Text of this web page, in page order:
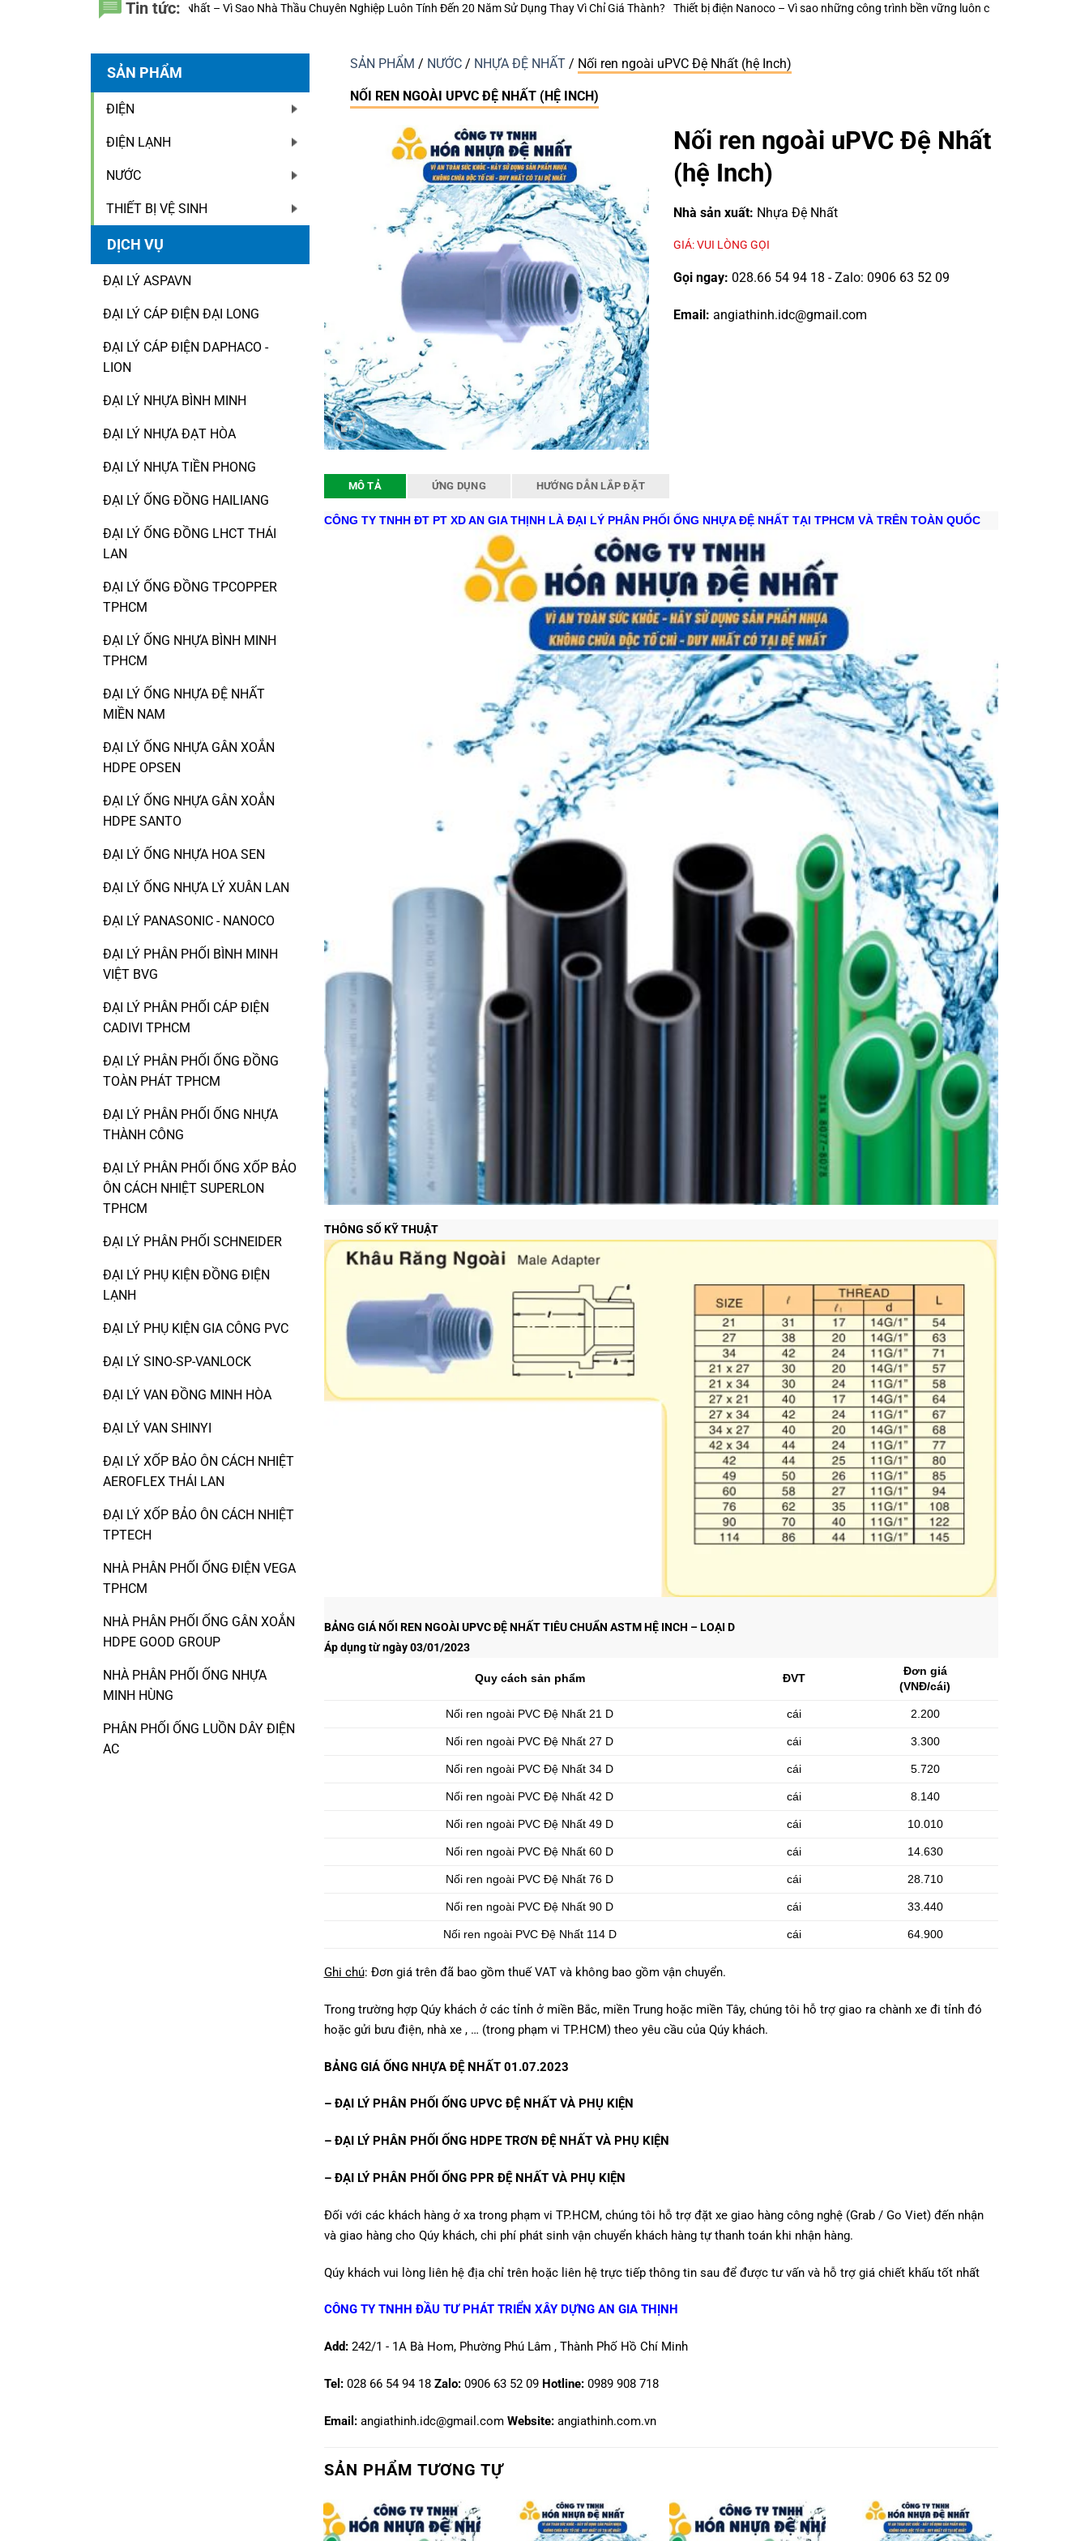
Tin tức:
Đệ Nhất – Vì Sao Nhà Thầu Chuyên Nghiệp Luôn Tính Đến 20 Năm Sử Dụng Thay Vì Chỉ Giá Thành? Thiết bị điện Nanoco – Vì sao những công trình bền vững luôn chú trọng từng thiết bị điện nhỏ?
SẢN PHẨM
ĐIỆN
ĐIỆN LẠNH
NƯỚC
THIẾT BỊ VỆ SINH
DỊCH VỤ
ĐẠI LÝ ASPAVN
ĐẠI LÝ CÁP ĐIỆN ĐẠI LONG
ĐẠI LÝ CÁP ĐIỆN DAPHACO -
LION
ĐẠI LÝ NHỰA BÌNH MINH
ĐẠI LÝ NHỰA ĐẠT HÒA
ĐẠI LÝ NHỰA TIỀN PHONG
ĐẠI LÝ ỐNG ĐỒNG HAILIANG
ĐẠI LÝ ỐNG ĐỒNG LHCT THÁI
LAN
ĐẠI LÝ ỐNG ĐỒNG TPCOPPER
TPHCM
ĐẠI LÝ ỐNG NHỰA BÌNH MINH
TPHCM
ĐẠI LÝ ỐNG NHỰA ĐỆ NHẤT
MIỀN NAM
ĐẠI LÝ ỐNG NHỰA GÂN XOẮN
HDPE OPSEN
ĐẠI LÝ ỐNG NHỰA GÂN XOẮN
HDPE SANTO
ĐẠI LÝ ỐNG NHỰA HOA SEN
ĐẠI LÝ ỐNG NHỰA LÝ XUÂN LAN
ĐẠI LÝ PANASONIC - NANOCO
ĐẠI LÝ PHÂN PHỐI BÌNH MINH
VIỆT BVG
ĐẠI LÝ PHÂN PHỐI CÁP ĐIỆN
CADIVI TPHCM
ĐẠI LÝ PHÂN PHỐI ỐNG ĐỒNG
TOÀN PHÁT TPHCM
ĐẠI LÝ PHÂN PHỐI ỐNG NHỰA
THÀNH CÔNG
ĐẠI LÝ PHÂN PHỐI ỐNG XỐP BẢO
ÔN CÁCH NHIỆT SUPERLON
TPHCM
ĐẠI LÝ PHÂN PHỐI SCHNEIDER
ĐẠI LÝ PHỤ KIỆN ĐỒNG ĐIỆN
LẠNH
ĐẠI LÝ PHỤ KIỆN GIA CÔNG PVC
ĐẠI LÝ SINO-SP-VANLOCK
ĐẠI LÝ VAN ĐỒNG MINH HÒA
ĐẠI LÝ VAN SHINYI
ĐẠI LÝ XỐP BẢO ÔN CÁCH NHIỆT
AEROFLEX THÁI LAN
ĐẠI LÝ XỐP BẢO ÔN CÁCH NHIỆT
TPTECH
NHÀ PHÂN PHỐI ỐNG ĐIỆN VEGA
TPHCM
NHÀ PHÂN PHỐI ỐNG GÂN XOẮN
HDPE GOOD GROUP
NHÀ PHÂN PHỐI ỐNG NHỰA
MINH HÙNG
PHÂN PHỐI ỐNG LUỒN DÂY ĐIỆN
AC
SẢN PHẨM / NƯỚC / NHỰA ĐỆ NHẤT / Nối ren ngoài uPVC Đệ Nhất (hệ Inch)
NỐI REN NGOÀI UPVC ĐỆ NHẤT (HỆ INCH)
Nối ren ngoài uPVC Đệ Nhất
(hệ Inch)
Nhà sản xuất: Nhựa Đệ Nhất
GIÁ: VUI LÒNG GỌI
Gọi ngay: 028.66 54 94 18 - Zalo: 0906 63 52 09
Email: angiathinh.idc@gmail.com
MÔ TẢ ỨNG DỤNG HƯỚNG DẪN LẮP ĐẶT
CÔNG TY TNHH ĐT PT XD AN GIA THỊNH LÀ ĐẠI LÝ PHÂN PHỐI ỐNG NHỰA ĐỆ NHẤT TẠI TPHCM VÀ TRÊN TOÀN QUỐC
THÔNG SỐ KỸ THUẬT
BẢNG GIÁ NỐI REN NGOÀI UPVC ĐỆ NHẤT TIÊU CHUẨN ASTM HỆ INCH – LOẠI D
Áp dụng từ ngày 03/01/2023
Quy cách sản phẩm ĐVT
Đơn giá
(VNĐ/cái)
Nối ren ngoài PVC Đệ Nhất 21 D cái 2.200
Nối ren ngoài PVC Đệ Nhất 27 D cái 3.300
Nối ren ngoài PVC Đệ Nhất 34 D cái 5.720
Nối ren ngoài PVC Đệ Nhất 42 D cái 8.140
Nối ren ngoài PVC Đệ Nhất 49 D cái 10.010
Nối ren ngoài PVC Đệ Nhất 60 D cái 14.630
Nối ren ngoài PVC Đệ Nhất 76 D cái 28.710
Nối ren ngoài PVC Đệ Nhất 90 D cái 33.440
Nối ren ngoài PVC Đệ Nhất 114 D cái 64.900
Ghi chú: Đơn giá trên đã bao gồm thuế VAT và không bao gồm vận chuyển.
Trong trường hợp Qúy khách ở các tỉnh ở miền Bắc, miền Trung hoặc miền Tây, chúng tôi hỗ trợ giao ra chành xe đi tỉnh đó
hoặc gửi bưu điện, nhà xe , … (trong phạm vi TP.HCM) theo yêu cầu của Qúy khách.
BẢNG GIÁ ỐNG NHỰA ĐỆ NHẤT 01.07.2023
– ĐẠI LÝ PHÂN PHỐI ỐNG UPVC ĐỆ NHẤT VÀ PHỤ KIỆN
– ĐẠI LÝ PHÂN PHỐI ỐNG HDPE TRƠN ĐỆ NHẤT VÀ PHỤ KIỆN
– ĐẠI LÝ PHÂN PHỐI ỐNG PPR ĐỆ NHẤT VÀ PHỤ KIỆN
Đối với các khách hàng ở xa trong phạm vi TP.HCM, chúng tôi hỗ trợ đặt xe giao hàng công nghệ (Grab / Go Viet) đến nhận
và giao hàng cho Qúy khách, chi phí phát sinh vận chuyển khách hàng tự thanh toán khi nhận hàng.
Qúy khách vui lòng liên hệ địa chỉ trên hoặc liên hệ trực tiếp thông tin sau để được tư vấn và hỗ trợ giá chiết khấu tốt nhất
CÔNG TY TNHH ĐẦU TƯ PHÁT TRIỂN XÂY DỰNG AN GIA THỊNH
Add: 242/1 - 1A Bà Hom, Phường Phú Lâm , Thành Phố Hồ Chí Minh
Tel: 028 66 54 94 18 Zalo:0906 63 52 09 Hotline:0989 908 718
Email:angiathinh.idc@gmail.com Website: angiathinh.com.vn
SẢN PHẨM TƯƠNG TỰ